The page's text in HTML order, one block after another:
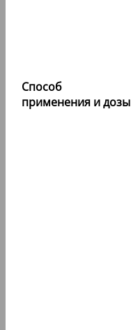
Способ
применения и дозы